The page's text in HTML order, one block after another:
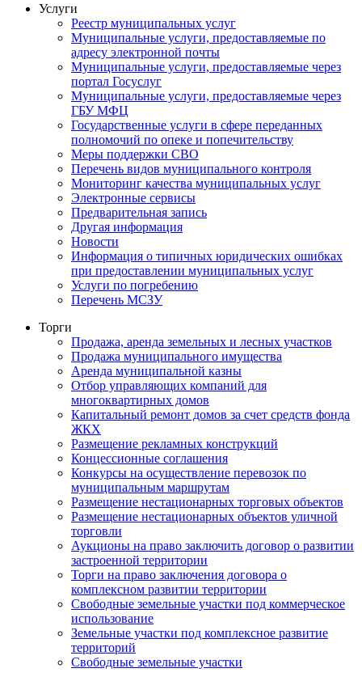
Услуги
Реестр муниципальных услуг
Муниципальные услуги, предоставляемые по
адресу электронной почты
Муниципальные услуги, предоставляемые через
портал Госуслуг
Муниципальные услуги, предоставляемые через
ГБУ МФЦ
Государственные услуги в сфере переданных
полномочий по опеке и попечительству
Меры поддержки СВО
Перечень видов муниципального контроля
Мониторинг качества муниципальных услуг
Электронные сервисы
Предварительная запись
Другая информация
Новости
Информация о типичных юридических ошибках
при предоставлении муниципальных услуг
Услуги по погребению
Перечень МСЗУ
Торги
Продажа, аренда земельных и лесных участков
Продажа муниципального имущества
Аренда муниципальной казны
Отбор управляющих компаний для
многоквартирных домов
Капитальный ремонт домов за счет средств фонда
ЖКХ
Размещение рекламных конструкций
Концессионные соглашения
Конкурсы на осуществление перевозок по
муниципальным маршрутам
Размещение нестационарных торговых объектов
Размещение нестационарных объектов уличной
торговли
Аукционы на право заключить договор о развитии
застроенной территории
Торги на право заключения договора о
комплексном развитии территории
Свободные земельные участки под коммерческое
использование
Земельные участки под комплексное развитие
территорий
Свободные земельные участки